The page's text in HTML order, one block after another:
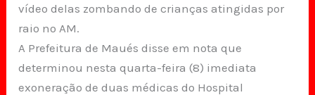
vídeo delas zombando de crianças atingidas por
raio no AM.
A Prefeitura de Maués disse em nota que
determinou nesta quarta-feira (8) imediata
exoneração de duas médicas do Hospital